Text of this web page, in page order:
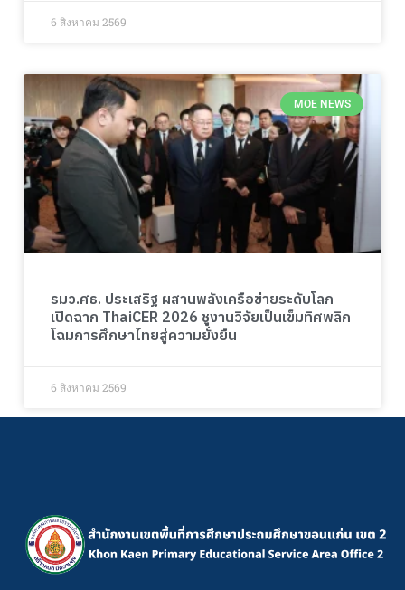
6 สิงหาคม 2569
MOE NEWS
รมว.ศธ. ประเสริฐ ผสานพลังเครือข่ายระดับโลก
เปิดฉาก ThaiCER 2026 ชูงานวิจัยเป็นเข็มทิศพลิก
โฉมการศึกษาไทยสู่ความยั่งยืน
6 สิงหาคม 2569